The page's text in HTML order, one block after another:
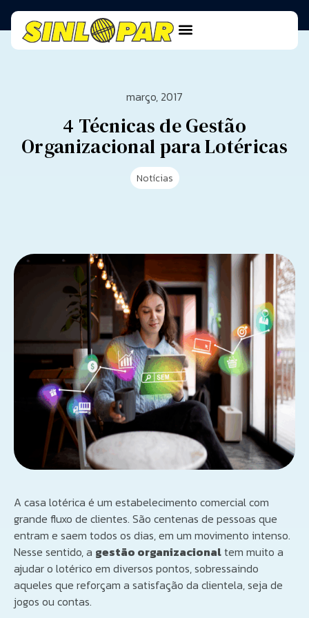
março, 2017
4 Técnicas de Gestão
Organizacional para Lotéricas
Notícias
A casa lotérica é um estabelecimento comercial com
grande fluxo de clientes. São centenas de pessoas que
entram e saem todos os dias, em um movimento intenso.
Nesse sentido, a gestão organizacionaltem muito a
ajudar o lotérico em diversos pontos, sobressaindo
aqueles que reforçam a satisfação da clientela, seja de
jogos ou contas.